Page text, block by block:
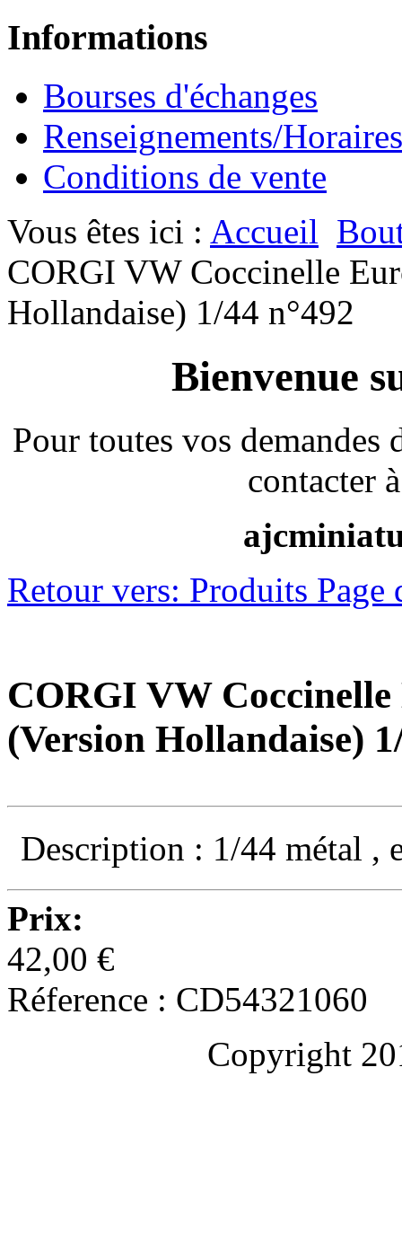
Informations
Bourses d'échanges
Renseignements/Horaires
Conditions de vente
Vous êtes ici : Accueil
CORGI VW Coccinelle
Hollandaise) 1/44 n°492
Bienvenue
Pour toutes vos
contacter
Retour vers: Produits Page
CORGI VW
(Version Hollandaise)
Description : 1/44 métal ,
Prix:
42,00 €
Réference : CD54321060
Copyright